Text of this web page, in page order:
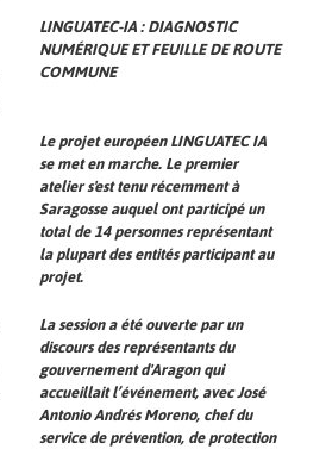
LINGUATEC-IA : DIAGNOSTIC
NUMÉRIQUE ET FEUILLE DE ROUTE
COMMUNE
Le projet européen LINGUATEC IA
se met en marche. Le premier
atelier s'est tenu récemment à
Saragosse auquel ont participé un
total de 14 personnes représentant
la plupart des entités participant au
projet.
La session a été ouverte par un
discours des représentants du
gouvernement d'Aragon qui
accueillait l’événement, avec José
Antonio Andrés Moreno, chef du
service de prévention, de protection